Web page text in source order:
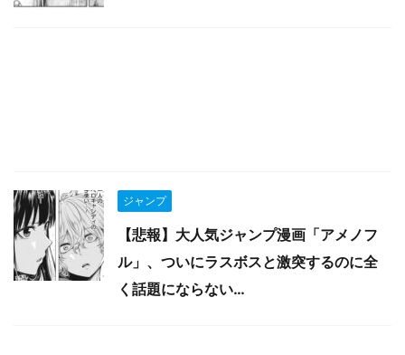
ジャンプ
【悲報】大人気ジャンプ漫画「アメノフ
ル」、ついにラスボスと激突するのに全
く話題にならない…